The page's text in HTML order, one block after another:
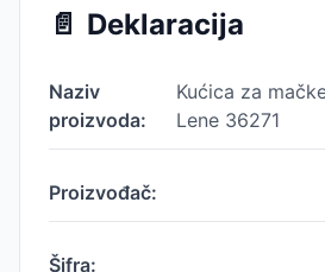
📄 Deklaracija
Naziv
proizvoda:
Kućica za
Lene 36271
Proizvođač:
Šifra: